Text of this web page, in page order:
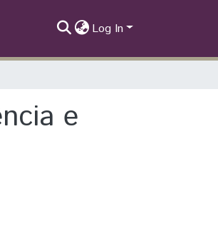
Log In
e